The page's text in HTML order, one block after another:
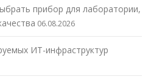
прибор для лаборатории,
06.08.2026
ИТ-инфраструктур